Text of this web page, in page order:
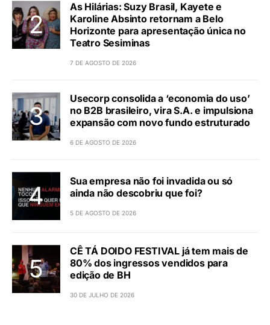
As Hilárias: Suzy Brasil, Kayete e
Karoline Absinto retornam a Belo
Horizonte para apresentação única no
Teatro Sesiminas
7 DE AGOSTO DE 2026
Usecorp consolida a ‘economia do uso’
no B2B brasileiro, vira S.A. e impulsiona
expansão com novo fundo estruturado
6 DE AGOSTO DE 2026
Sua empresa não foi invadida ou só
ainda não descobriu que foi?
5 DE AGOSTO DE 2026
CÊ TÁ DOIDO FESTIVAL já tem mais de
80% dos ingressos vendidos para
edição de BH
30 DE JULHO DE 2026